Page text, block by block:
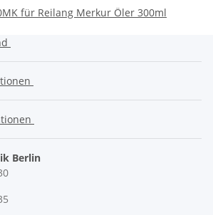
für Reilang Merkur Öler 300ml
Berlin